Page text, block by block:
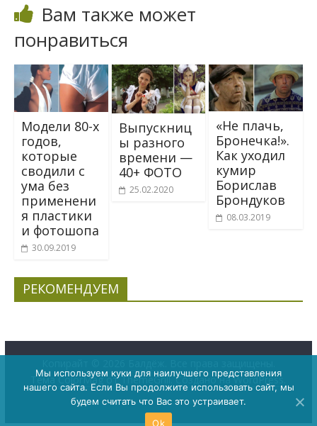
Вам также может
понравиться
Модели 80-х
годов,
которые
сводили с
ума без
применени
я пластики
и фотошопа
30.09.2019
Выпускниц
ы разного
времени —
40+ ФОТО
25.02.2020
«Не плачь,
Бронечка!».
Как уходил
кумир
Борислав
Брондуков
08.03.2019
РЕКОМЕНДУЕМ
ТемаColorMagот ThemeGrill. Создано наWordPress
Мы используем куки для наилучшего представления
нашего сайта. Если Вы продолжите использовать сайт, мы
будем считать что Вас это устраивает.
Ok